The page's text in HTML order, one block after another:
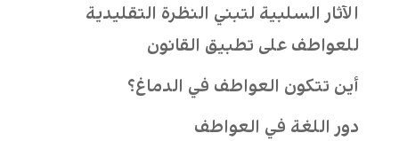
الآثار السلبية لتبني النظرة التقليدية
للعواطف على تطبيق القانون
أين تتكون العواطف في الدماغ؟
دور اللغة في العواطف